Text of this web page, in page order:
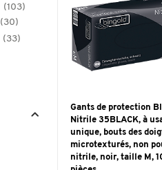
(103)
(30)
(33)
Gants de protection
Nitrile 35BLACK, à
unique, bouts des
microtexturés, non
nitrile, noir, taille M,